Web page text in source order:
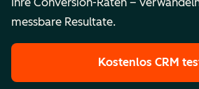
messbare Resultate.
Kostenlos CRM